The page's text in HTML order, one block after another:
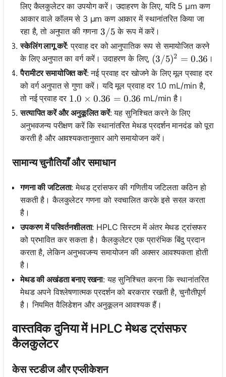
लिए कैलकुलेटर का उपयोग करें। उदाहरण के लिए, यदि 5 μm कण
आकार वाले कॉलम से 3 μm कण आकार में स्थानांतरित किया जा
रहा है, तो अनुपात की गणना 3/5
3/5 के रूप में करें।
स्केलिंग लागू करें: प्रवाह दर को आनुपातिक रूप से समायोजित करने
के लिए अनुपात का वर्ग करें। उदाहरण के लिए, (3/5)^2 = 0.36
(3/5)2 = 0.36 ।
पैरामीटर समायोजित करें: नई प्रवाह दर खोजने के लिए मूल प्रवाह दर
को वर्ग अनुपात से गुणा करें। यदि मूल प्रवाह दर 1.0 mL/min है,
तो नई प्रवाह दर 1.0 \times 0.36 = 0.36
1.0 × 0.36 = 0.36 mL/min है।
सत्यापित करें और अनुकूलित करें: यह सुनिश्चित करने के लिए
अनुभवजन्य परीक्षण करें कि स्थानांतरित मेथड प्रदर्शन मानदंड को पूरा
करती है और आवश्यकतानुसार आगे समायोजन करें।
सामान्य चुनौतियाँ और समाधान
गणना की जटिलता: मेथड ट्रांसफर की गणितीय जटिलता कठिन हो
सकती है। कैलकुलेटर गणना को स्वचालित करके इसे सरल करता
है।
उपकरण में परिवर्तनशीलता: HPLC सिस्टम में अंतर मेथड ट्रांसफर
को प्रभावित कर सकता है। कैलकुलेटर एक प्रारंभिक बिंदु प्रदान
करता है, लेकिन अनुभवजन्य समायोजन की अक्सर आवश्यकता होती
है।
मेथड की अखंडता बनाए रखना: यह सुनिश्चित करना कि स्थानांतरित
मेथड अपने विश्लेषणात्मक प्रदर्शन को बरकरार रखती है, चुनौतीपूर्ण
है। नियमित वैलिडेशन और अनुकूलन आवश्यक हैं।
वास्तविक दुनिया में HPLC मेथड ट्रांसफर
कैलकुलेटर
केस स्टडीज और एप्लीकेशन